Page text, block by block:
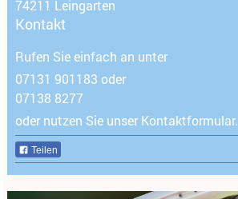
74211 Leingarten
Kontakt
Rufen Sie einfach an unter
07131 901183 oder
07138 8277
oder nutzen Sie unser Kontaktformular.
Teilen